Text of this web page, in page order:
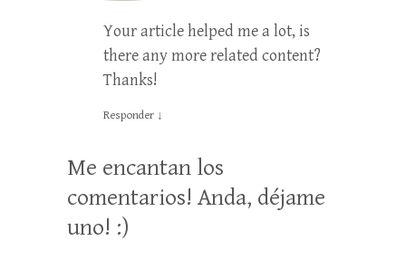
Your article helped me a lot, is
there any more related content?
Thanks!
Responder ↓
Me encantan los
comentarios! Anda, déjame
uno! :)